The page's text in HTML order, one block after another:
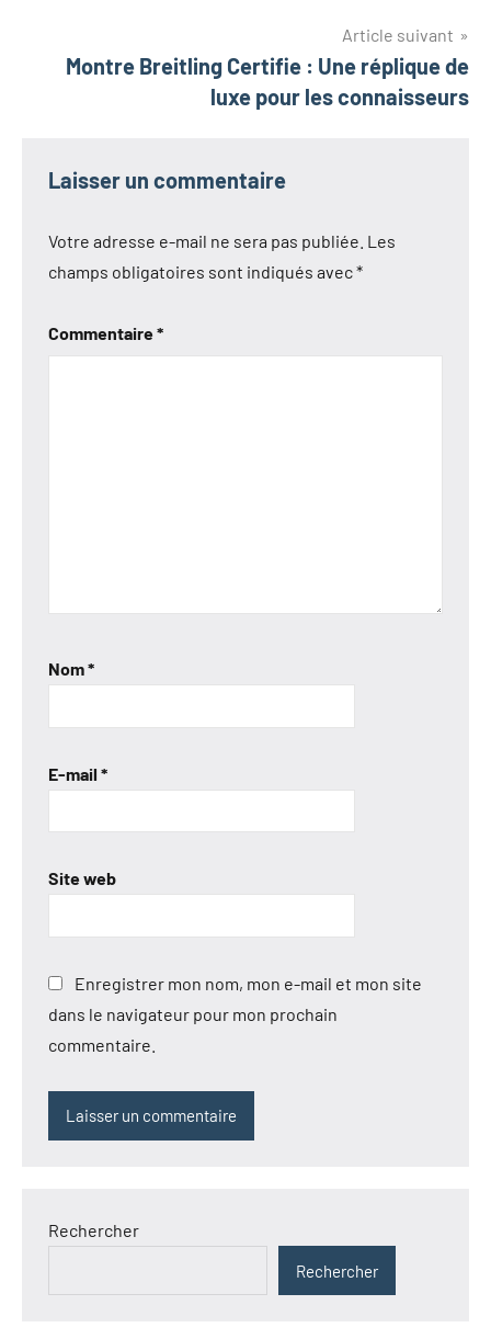
Article suivant
Montre Breitling Certifie : Une réplique de
luxe pour les connaisseurs
Laisser un commentaire
Votre adresse e-mail ne sera pas publiée. Les
champs obligatoires sont indiqués avec*
Commentaire*
Nom*
E-mail *
Site web
Enregistrer mon nom, mon e-mail et mon site
dans le navigateur pour mon prochain
commentaire.
Rechercher
Rechercher